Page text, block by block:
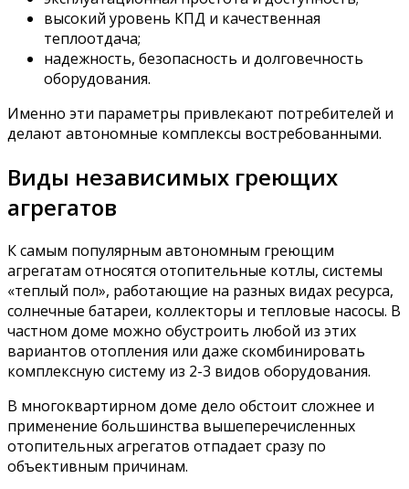
высокий уровень КПД и качественная
теплоотдача;
надежность, безопасность и долговечность
оборудования.
Именно эти параметры привлекают потребителей и
делают автономные комплексы востребованными.
Виды независимых греющих
агрегатов
К самым популярным автономным греющим
агрегатам относятся отопительные котлы, системы
«теплый пол», работающие на разных видах ресурса,
солнечные батареи, коллекторы и тепловые насосы. В
частном доме можно обустроить любой из этих
вариантов отопления или даже скомбинировать
комплексную систему из 2-3 видов оборудования.
В многоквартирном доме дело обстоит сложнее и
применение большинства вышеперечисленных
отопительных агрегатов отпадает сразу по
объективным причинам.